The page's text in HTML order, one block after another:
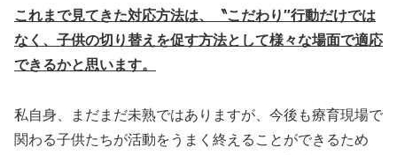
これまで見てきた対応方法は、〝こだわり″行動だけでは
なく、子供の切り替えを促す方法として様々な場面で適応
できるかと思います。
私自身、まだまだ未熟ではありますが、今後も療育現場で
関わる子供たちが活動をうまく終えることができるため